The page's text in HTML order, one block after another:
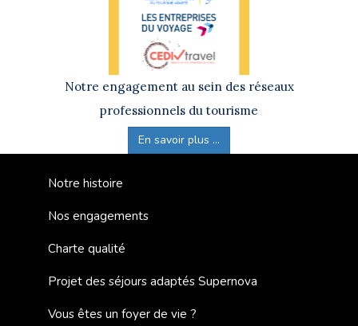
Notre engagement au sein des réseaux
professionnels du tourisme
En savoir plus ...
Notre histoire
Nos engagements
Charte qualité
Projet des séjours adaptés Supernova
Vous êtes un foyer de vie ?